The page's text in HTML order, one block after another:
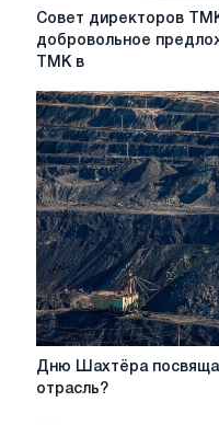
Совет
директоров
ТМК
принять
добровольное
предложение
дочернего
общества
ТМК
в
отношении
обыкновенных
акций
ТМК,
18
мая
Совет директоров
добровольное
ТМК в
Дню
Шахтёра
Дню Шахтёра
отрасль?